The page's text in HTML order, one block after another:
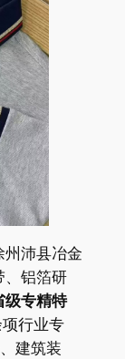
州沛县冶金
、铝箔研
级专精特
行业专
建筑装